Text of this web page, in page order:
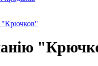
"Крючков"